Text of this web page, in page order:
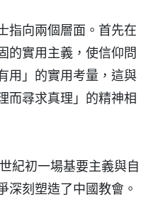
指向兩個層面。首先在
的實用主義，使信仰問
用」的實用考量，這與
而尋求真理」的精神相
紀初一場基要主義與自
深刻塑造了中國教會。